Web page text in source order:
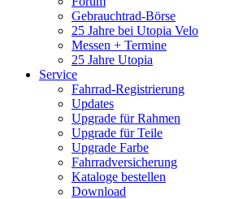
Gebrauchtrad-Börse
25 Jahre bei Utopia Velo
Messen + Termine
25 Jahre Utopia
Service
Fahrrad-Registrierung
Updates
Upgrade für Rahmen
Upgrade für Teile
Upgrade Farbe
Fahrradversicherung
Kataloge bestellen
Download